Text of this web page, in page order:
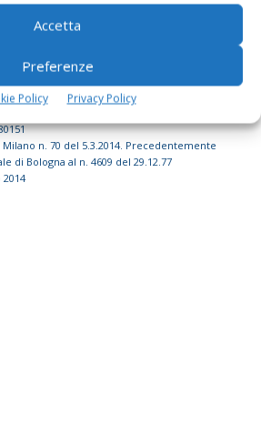
Accetta
Preferenze
Policy Privacy Policy
i diritti riservati. Sede legale Via Eritrea 21 -
n. 70 del 5.3.2014. Precedentemente
di Bologna al n. 4609 del 29.12.77
2014